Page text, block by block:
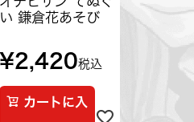
い 鎌倉花あそび
¥2,420税込
カートに入